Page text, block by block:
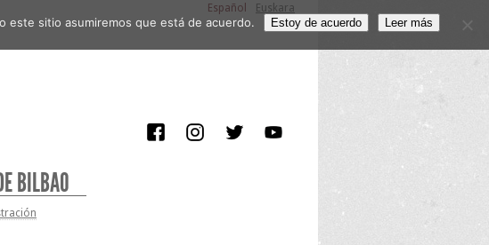
Español Euskara
BILBAO
este sitio asumiremos que está de acuerdo. Estoy de acuerdo Leer más